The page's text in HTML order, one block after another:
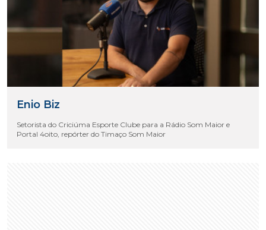
Enio Biz
Setorista do Criciúma Esporte Clube para a Rádio Som Maior e
Portal 4oito, repórter do Timaço Som Maior